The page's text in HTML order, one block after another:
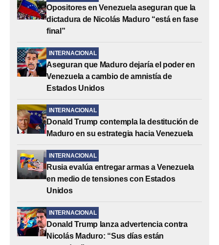
Opositores en Venezuela aseguran que la
dictadura de Nicolás Maduro “está en fase
final”
INTERNACIONAL
Aseguran que Maduro dejaría el poder en
Venezuela a cambio de amnistía de
Estados Unidos
INTERNACIONAL
Donald Trump contempla la destitución de
Maduro en su estrategia hacia Venezuela
INTERNACIONAL
Rusia evalúa entregar armas a Venezuela
en medio de tensiones con Estados
Unidos
INTERNACIONAL
Donald Trump lanza advertencia contra
Nicolás Maduro: “Sus días están